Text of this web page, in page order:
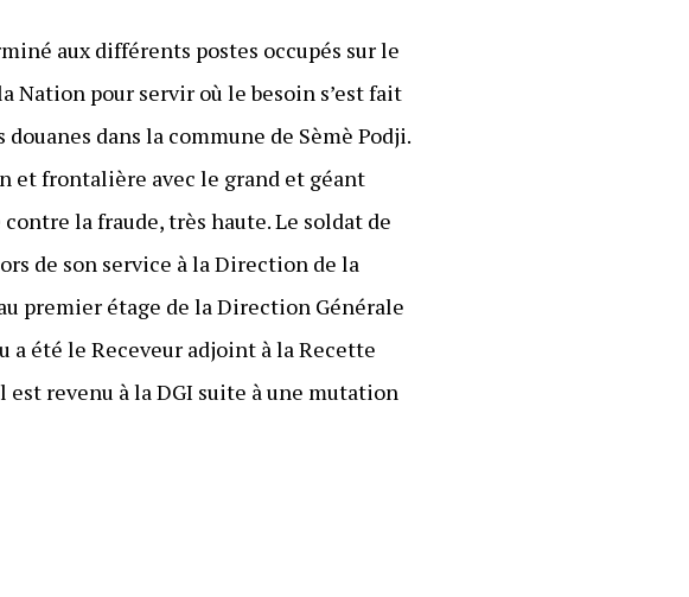
aux différents postes occupés sur le
Nation pour servir où le besoin s’est fait
dans la commune de Sèmè Podji.
et frontalière avec le grand et géant
la fraude, très haute. Le soldat de
de son service à la Direction de la
premier étage de la Direction Générale
a été le Receveur adjoint à la Recette
revenu à la DGI suite à une mutation